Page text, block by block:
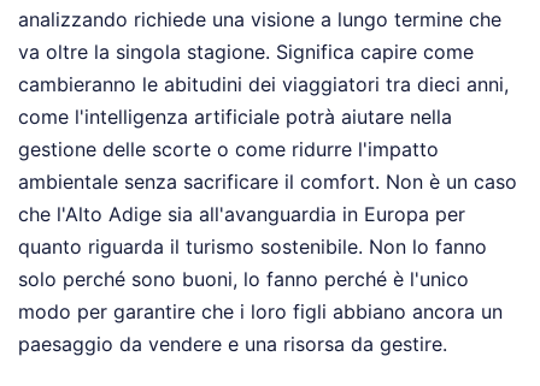
analizzando richiede una visione a lungo termine che
va oltre la singola stagione. Significa capire come
cambieranno le abitudini dei viaggiatori tra dieci anni,
come l'intelligenza artificiale potrà aiutare nella
gestione delle scorte o come ridurre l'impatto
ambientale senza sacrificare il comfort. Non è un caso
che l'Alto Adige sia all'avanguardia in Europa per
quanto riguarda il turismo sostenibile. Non lo fanno
solo perché sono buoni, lo fanno perché è l'unico
modo per garantire che i loro figli abbiano ancora un
paesaggio da vendere e una risorsa da gestire.